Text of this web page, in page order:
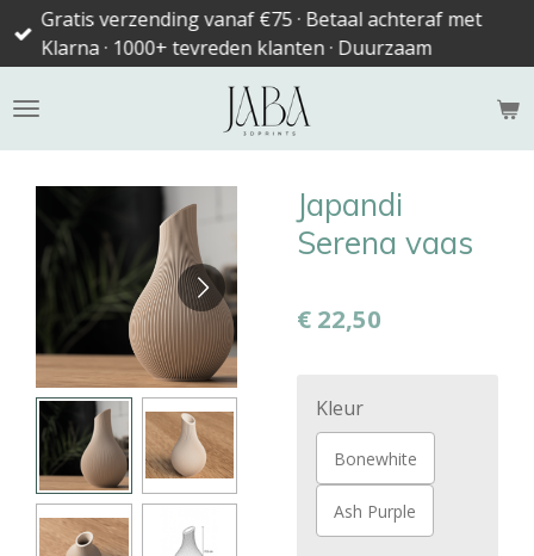
Ga
direct
de
Gratis verzending vanaf €75 · Betaal achteraf met
Klarna · 1000+ tevreden klanten · Duurzaam
Japandi
Serena vaas
€ 22,50
Kleur
Bonewhite
Ash Purple